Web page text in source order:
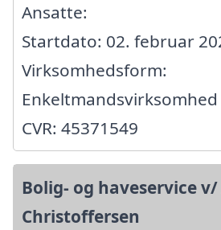
Ansatte:
Startdato: 02. februar
Virksomhedsform:
Enkeltmandsvirksomhed
CVR: 45371549
Bolig- og haveservice
Christoffersen